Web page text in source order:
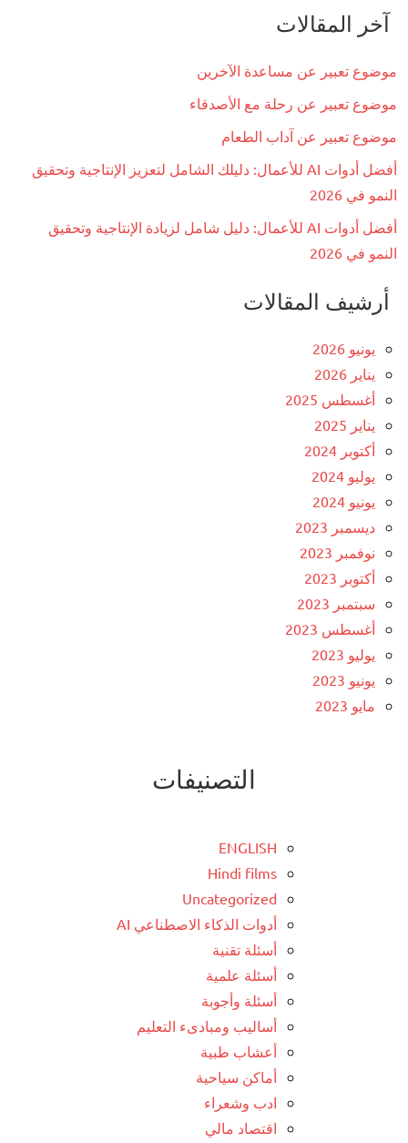
آخر المقالات
موضوع تعبير عن مساعدة الآخرين
موضوع تعبير عن رحلة مع الأصدقاء
موضوع تعبير عن آداب الطعام
أفضل أدوات AI للأعمال: دليلك الشامل لتعزيز الإنتاجية وتحقيق
النمو في 2026
أفضل أدوات AI للأعمال: دليل شامل لزيادة الإنتاجية وتحقيق
النمو في 2026
أرشيف المقالات
يونيو 2026
يناير 2026
أغسطس 2025
يناير 2025
أكتوبر 2024
يوليو 2024
يونيو 2024
ديسمبر 2023
نوفمبر 2023
أكتوبر 2023
سبتمبر 2023
أغسطس 2023
يوليو 2023
يونيو 2023
مايو 2023
التصنيفات
ENGLISH
Hindi films
Uncategorized
أدوات الذكاء الاصطناعي AI
أسئلة تقنية
أسئلة علمية
أسئلة وأجوبة
أساليب ومبادىء التعليم
أعشاب طبية
أماكن سياحية
ادب وشعراء
اقتصاد مالي